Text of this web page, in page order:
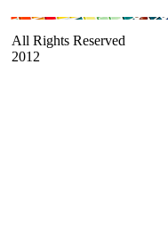
All Rights Reserved
2012